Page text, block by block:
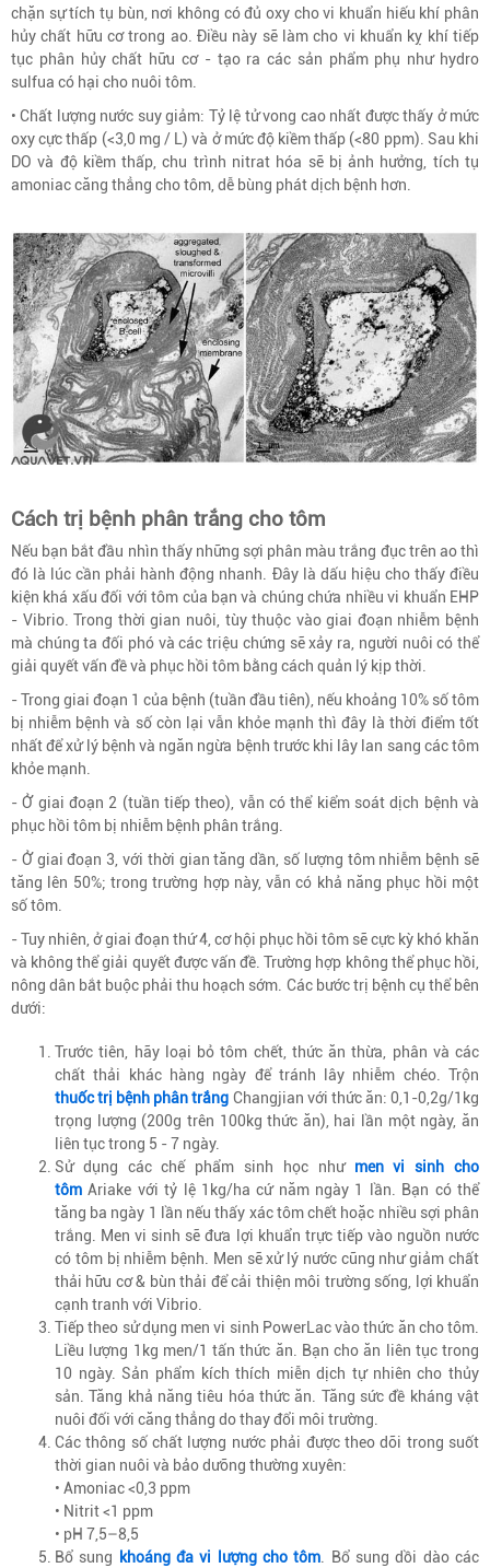
chặn sự tích tụ bùn, nơi không có đủ oxy cho vi khuẩn hiếu khí phân
hủy chất hữu cơ trong ao. Điều này sẽ làm cho vi khuẩn kỵ khí tiếp
tục phân hủy chất hữu cơ - tạo ra các sản phẩm phụ như hydro
sulfua có hại cho nuôi tôm.
• Chất lượng nước suy giảm: Tỷ lệ tử vong cao nhất được thấy ở mức
oxy cực thấp (<3,0 mg / L) và ở mức độ kiềm thấp (<80 ppm). Sau khi
DO và độ kiềm thấp, chu trình nitrat hóa sẽ bị ảnh hưởng, tích tụ
amoniac căng thẳng cho tôm, dễ bùng phát dịch bệnh hơn.
Cách trị bệnh phân trắng cho tôm
Nếu bạn bắt đầu nhìn thấy những sợi phân màu trắng đục trên ao thì
đó là lúc cần phải hành động nhanh. Đây là dấu hiệu cho thấy điều
kiện khá xấu đối với tôm của bạn và chúng chứa nhiều vi khuẩn EHP
- Vibrio. Trong thời gian nuôi, tùy thuộc vào giai đoạn nhiễm bệnh
mà chúng ta đối phó và các triệu chứng sẽ xảy ra, người nuôi có thể
giải quyết vấn đề và phục hồi tôm bằng cách quản lý kịp thời.
- Trong giai đoạn 1 của bệnh (tuần đầu tiên), nếu khoảng 10% số tôm
bị nhiễm bệnh và số còn lại vẫn khỏe mạnh thì đây là thời điểm tốt
nhất để xử lý bệnh và ngăn ngừa bệnh trước khi lây lan sang các tôm
khỏe mạnh.
- Ở giai đoạn 2 (tuần tiếp theo), vẫn có thể kiểm soát dịch bệnh và
phục hồi tôm bị nhiễm bệnh phân trắng.
- Ở giai đoạn 3, với thời gian tăng dần, số lượng tôm nhiễm bệnh sẽ
tăng lên 50%; trong trường hợp này, vẫn có khả năng phục hồi một
số tôm.
- Tuy nhiên, ở giai đoạn thứ 4, cơ hội phục hồi tôm sẽ cực kỳ khó khăn
và không thể giải quyết được vấn đề. Trường hợp không thể phục hồi,
nông dân bắt buộc phải thu hoạch sớm. Các bước trị bệnh cụ thể bên
dưới:
Trước tiên, hãy loại bỏ tôm chết, thức ăn thừa, phân và các
chất thải khác hàng ngày để tránh lây nhiễm chéo. Trộn
thuốc trị bệnh phân trắng Changjian với thức ăn: 0,1-0,2g/1kg
trọng lượng (200g trên 100kg thức ăn), hai lần một ngày, ăn
liên tục trong 5 - 7 ngày.
Sử dụng các chế phẩm sinh học như men vi sinh cho
tôm Ariake với tỷ lệ 1kg/ha cứ năm ngày 1 lần. Bạn có thể
tăng ba ngày 1 lần nếu thấy xác tôm chết hoặc nhiều sợi phân
trắng. Men vi sinh sẽ đưa lợi khuẩn trực tiếp vào nguồn nước
có tôm bị nhiễm bệnh. Men sẽ xử lý nước cũng như giảm chất
thải hữu cơ & bùn thải để cải thiện môi trường sống, lợi khuẩn
cạnh tranh với Vibrio.
Tiếp theo sử dụng men vi sinh PowerLac vào thức ăn cho tôm.
Liều lượng 1kg men/1 tấn thức ăn. Bạn cho ăn liên tục trong
10 ngày. Sản phẩm kích thích miễn dịch tự nhiên cho thủy
sản. Tăng khả năng tiêu hóa thức ăn. Tăng sức đề kháng vật
nuôi đối với căng thẳng do thay đổi môi trường.
Các thông số chất lượng nước phải được theo dõi trong suốt
thời gian nuôi và bảo dưỡng thường xuyên:
• Amoniac <0,3 ppm
• Nitrit <1 ppm
• pH 7,5–8,5
Bổ sung khoáng đa vi lượng cho tôm. Bổ sung dồi dào các